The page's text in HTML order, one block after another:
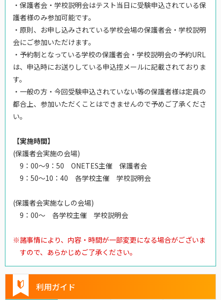
・保護者会・学校説明会はテスト当日に受験申込されている保
護者様のみ参加可能です。
・原則、お申し込みされている学校会場の保護者会・学校説明
会にご参加いただけます。
・予約制となっている学校の保護者会・学校説明会の予約URL
は、申込時にお送りしている申込控メールに記載されておりま
す。
・一般の方・今回受験申込されていない等の保護者様は定員の
都合上、参加いただくことはできませんので予めご了承くださ
い。
【実施時間】
(保護者会実施の会場)
9：00～9：50 ONETES主催 保護者会
9：50～10：40 各学校主催 学校説明会
(保護者会実施なしの会場)
9：00～ 各学校主催 学校説明会
※諸事情により、内容・時間が一部変更になる場合がございま
すので、あらかじめご了承ください。
利用ガイド